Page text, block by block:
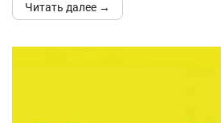
Читать далее →